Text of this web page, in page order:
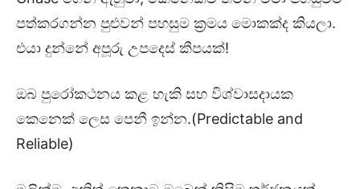
පත්කරගන්න පුළුවන් පහසුම ක්‍රමය මොකක්ද කියලා.
එයා දුන්නේ අපූරු උපදෙස් කීපයක්!
ඔබ පුරෝකථනය කළ හැකි සහ විශ්වාසදායක
කෙනෙක් ලෙස පෙනී ඉන්න.(Predictable and
Reliable)